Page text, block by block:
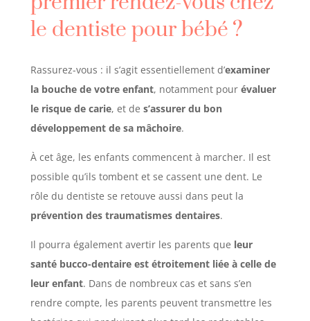
le dentiste pour bébé ?
Rassurez-vous : il s’agit essentiellement d’examiner
la bouche de votre enfant, notamment pour évaluer
le risque de carie, et de s’assurer du bon
développement de sa mâchoire.
À cet âge, les enfants commencent à marcher. Il est
possible qu’ils tombent et se cassent une dent. Le
rôle du dentiste se retouve aussi dans peut la
prévention des traumatismes dentaires.
Il pourra également avertir les parents que leur
santé bucco-dentaire est étroitement liée à celle de
leur enfant. Dans de nombreux cas et sans s’en
rendre compte, les parents peuvent transmettre les